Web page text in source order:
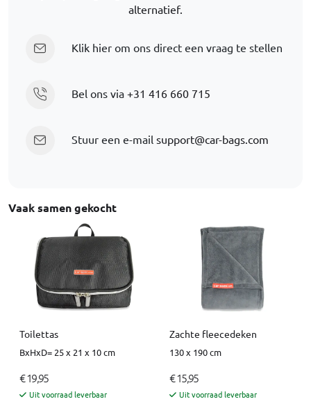
alternatief.
Klik hier om ons direct een vraag te stellen
Bel ons via +31 416 660 715
Stuur een e-mail support@car-bags.com
Vaak samen gekocht
Toilettas
BxHxD= 25 x 21 x 10 cm
€ 19,95
Uit voorraad leverbaar
Zachte fleecedeken
130 x 190 cm
€ 15,95
Uit voorraad leverbaar